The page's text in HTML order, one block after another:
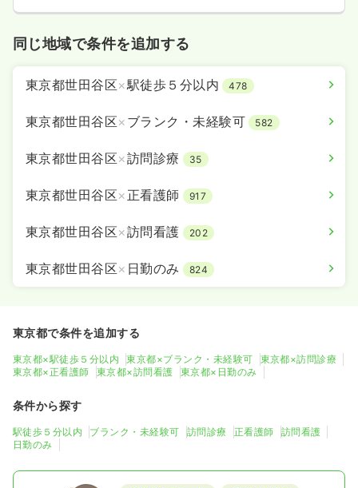
同じ地域で条件を追加する
東京都世田谷区×駅徒歩５分以内 478
東京都世田谷区× ブランク・未経験可 582
東京都世田谷区×訪問診療 35
東京都世田谷区× 正看護師 917
東京都世田谷区×訪問看護 202
東京都世田谷区× 日勤のみ 824
東京都で条件を追加する
東京都×駅徒歩５分以内 東京都×ブランク・未経験可
東京都×訪問診療
東京都×正看護師
東京都×訪問看護 東京都×日勤のみ
条件から探す
駅徒歩５分以内 ブランク・未経験可 訪問診療 正看護師
訪問看護
日勤のみ